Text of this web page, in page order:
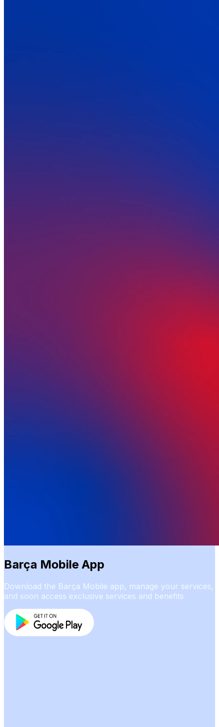
Barça Mobile App
Download the Barça Mobile app, manage your services,
and soon access exclusive services and benefits